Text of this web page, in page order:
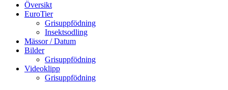
Översikt
EuroTier
Grisuppfödning
Insektsodling
Mässor / Datum
Bilder
Grisuppfödning
Videoklipp
Grisuppfödning